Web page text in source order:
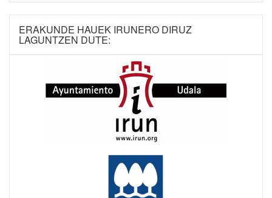
ERAKUNDE HAUEK IRUNERO DIRUZ
LAGUNTZEN DUTE: